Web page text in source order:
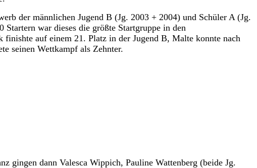
der männlichen Jugend B (Jg. 2003 + 2004) und Schüler A (Jg.
war dieses die größte Startgruppe in den
auf einem 21. Platz in der Jugend B, Malte konnte nach
seinen Wettkampf als Zehnter.
gingen dann Valesca Wippich, Pauline Wattenberg (beide Jg.